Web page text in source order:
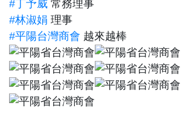
#丁予威 常務理事
#林淑娟 理事
#平陽台灣商會 越來越棒